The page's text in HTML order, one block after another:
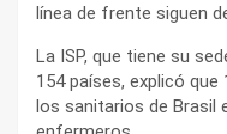
línea de frente siguen
La ISP, que tiene su
154 países, explicó
los sanitarios de Brasil